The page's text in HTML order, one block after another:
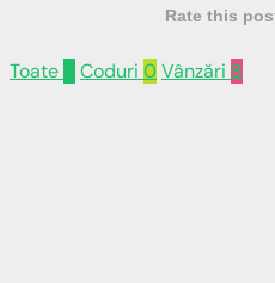
Rate this
Toate Coduri 0 Vânzări 8